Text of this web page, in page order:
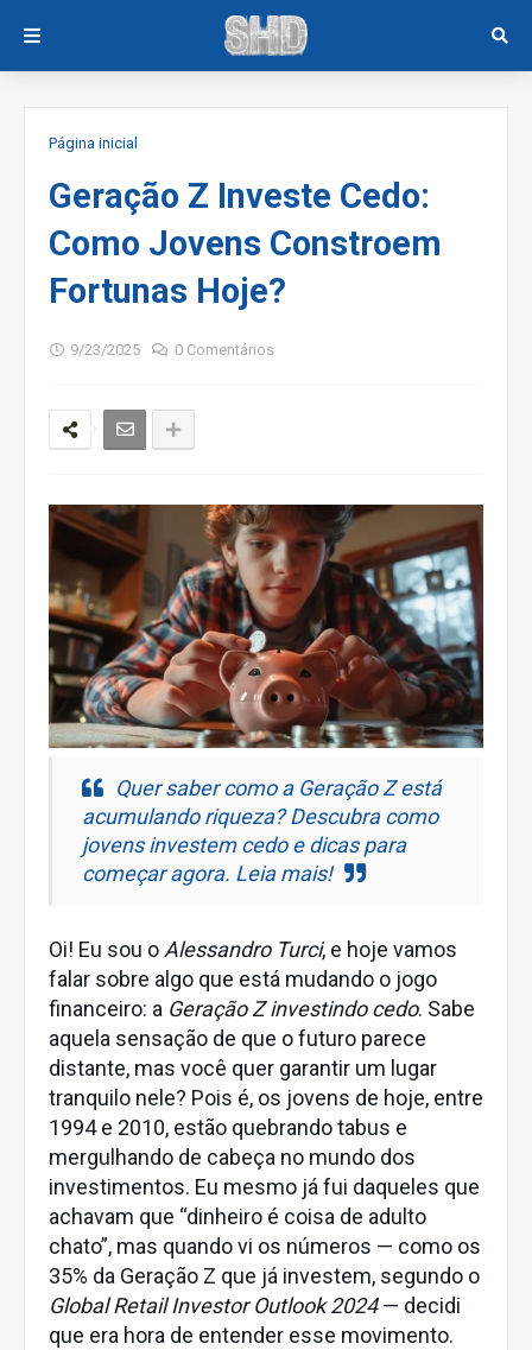
Página inicial
Geração Z Investe Cedo:
Como Jovens Constroem
Fortunas Hoje?
9/23/2025 0 Comentários
Quer saber como a Geração Z está
acumulando riqueza? Descubra como
jovens investem cedo e dicas para
começar agora. Leia mais!
Oi! Eu sou o Alessandro Turci, e hoje vamos
falar sobre algo que está mudando o jogo
financeiro: a Geração Z investindo cedo. Sabe
aquela sensação de que o futuro parece
distante, mas você quer garantir um lugar
tranquilo nele? Pois é, os jovens de hoje, entre
1994 e 2010, estão quebrando tabus e
mergulhando de cabeça no mundo dos
investimentos. Eu mesmo já fui daqueles que
achavam que “dinheiro é coisa de adulto
chato”, mas quando vi os números — como os
35% da Geração Z que já investem, segundo o
Global Retail Investor Outlook 2024— decidi
que era hora de entender esse movimento.